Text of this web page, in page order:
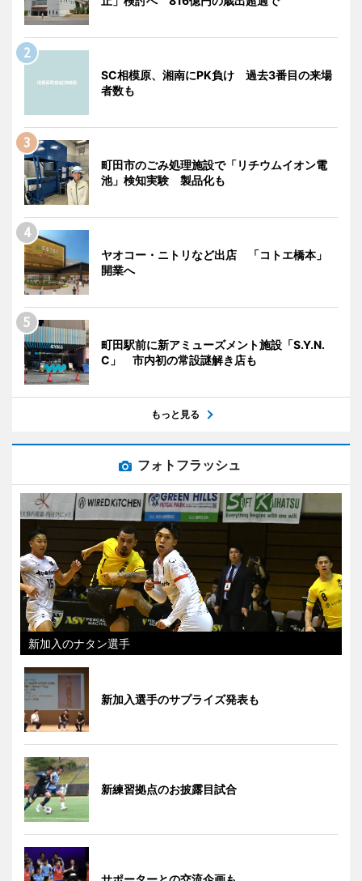
SC相模原、湘南にPK負け 過去3番目の来場
者数も
町田市のごみ処理施設で「リチウムイオン電
池」検知実験 製品化も
ヤオコー・ニトリなど出店 「コトエ橋本」
開業へ
町田駅前に新アミューズメント施設「S.Y.N.
C」 市内初の常設謎解き店も
もっと見る
フォトフラッシュ
新加入のナタン選手
新加入選手のサプライズ発表も
新練習拠点のお披露目試合